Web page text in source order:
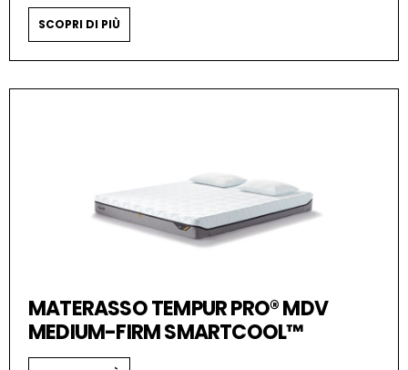
SCOPRI DI PIÙ
MATERASSO TEMPUR PRO® MDV
MEDIUM-FIRM SMARTCOOL™